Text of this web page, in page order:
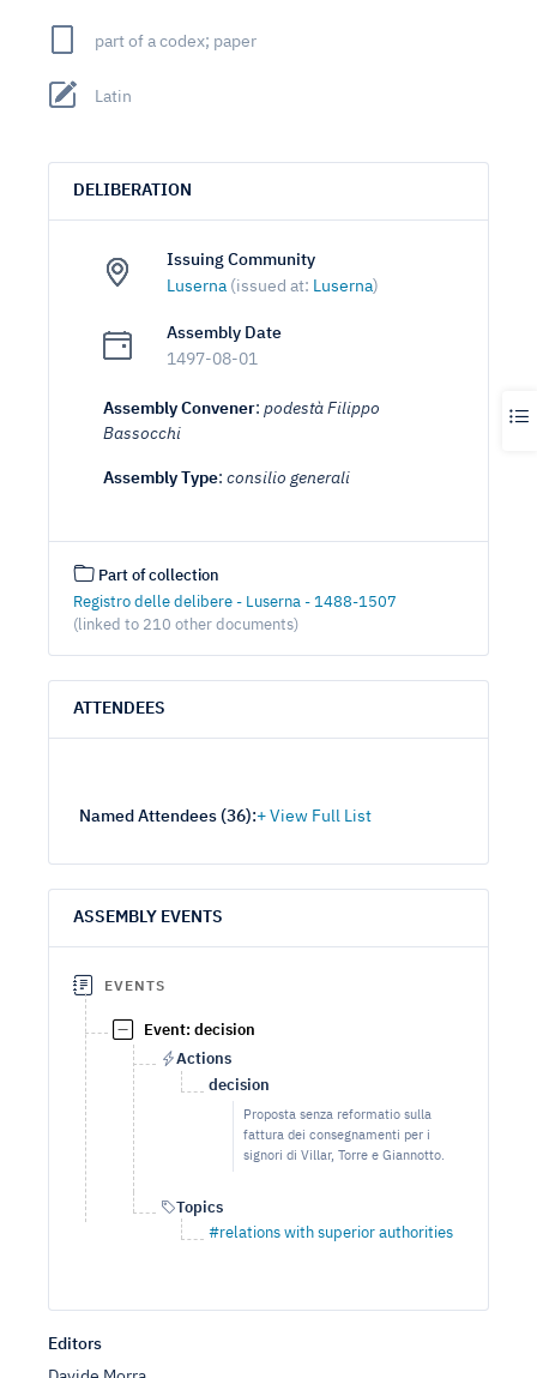
part of a codex; paper
Latin
DELIBERATION
Issuing Community
Luserna (issued at: Luserna)
Assembly Date
1497-08-01
Assembly Convener: podestà Filippo
Bassocchi
Assembly Type: consilio generali
Part of collection
Registro delle delibere - Luserna - 1488-1507
(linked to 210 other documents)
ATTENDEES
Named Attendees (36):
ASSEMBLY EVENTS
EVENTS
Event: decision
Actions
decision
Proposta senza reformatio sulla
fattura dei consegnamenti per i
signori di Villar, Torre e Giannotto.
Topics
#relations with superior authorities
Editors